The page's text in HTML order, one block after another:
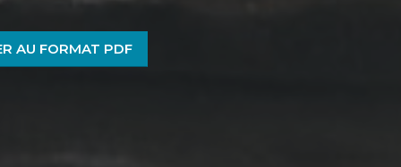
AU FORMAT PDF